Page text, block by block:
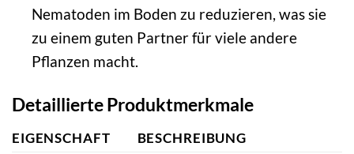
Nematoden im Boden zu reduzieren, was sie
zu einem guten Partner für viele andere
Pflanzen macht.
Detaillierte Produktmerkmale
EIGENSCHAFT BESCHREIBUNG